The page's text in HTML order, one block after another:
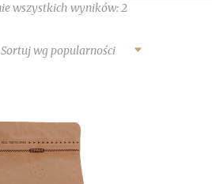
wszystkich wyników: 2
Sortuj wg popularności